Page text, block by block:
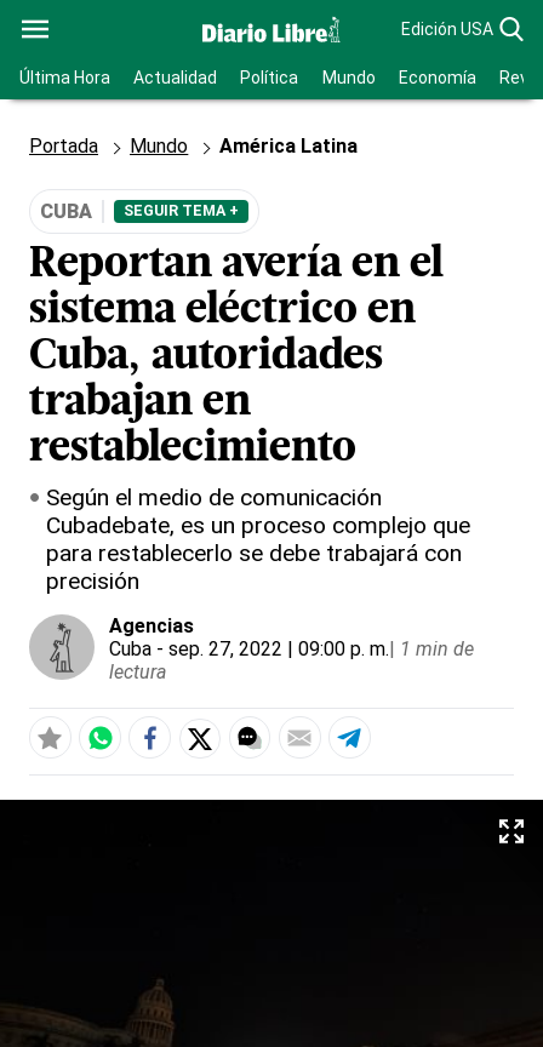
Edición USA
Última Hora Actualidad Política Mundo Economía
Portada Mundo América Latina
CUBA SEGUIR TEMA +
Reportan avería en el
sistema eléctrico en
Cuba, autoridades
trabajan en
restablecimiento
Según el medio de comunicación
Cubadebate, es un proceso complejo que
para restablecerlo se debe trabajará con
precisión
Agencias
Cuba - sep. 27, 2022 | 09:00 p. m.| 1 min de
lectura